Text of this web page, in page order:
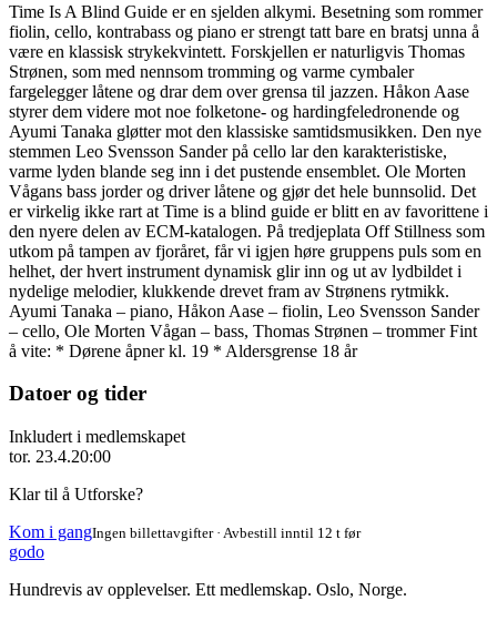
Time Is A Blind Guide er en sjelden alkymi. Besetning som rommer
fiolin, cello, kontrabass og piano er strengt tatt bare en bratsj unna å
være en klassisk strykekvintett. Forskjellen er naturligvis Thomas
Strønen, som med nennsom tromming og varme cymbaler
fargelegger låtene og drar dem over grensa til jazzen. Håkon Aase
styrer dem videre mot noe folketone- og hardingfeledronende og
Ayumi Tanaka gløtter mot den klassiske samtidsmusikken. Den nye
stemmen Leo Svensson Sander på cello lar den karakteristiske,
varme lyden blande seg inn i det pustende ensemblet. Ole Morten
Vågans bass jorder og driver låtene og gjør det hele bunnsolid. Det
er virkelig ikke rart at Time is a blind guide er blitt en av favorittene i
den nyere delen av ECM-katalogen. På tredjeplata Off Stillness som
utkom på tampen av fjoråret, får vi igjen høre gruppens puls som en
helhet, der hvert instrument dynamisk glir inn og ut av lydbildet i
nydelige melodier, klukkende drevet fram av Strønens rytmikk.
Ayumi Tanaka – piano, Håkon Aase – fiolin, Leo Svensson Sander
– cello, Ole Morten Vågan – bass, Thomas Strønen – trommer Fint
å vite: * Dørene åpner kl. 19 * Aldersgrense 18 år
Datoer og tider
Inkludert i medlemskapet
tor. 23.4.20:00
Klar til å Utforske?
Kom i gangIngen billettavgifter · Avbestill inntil 12 t før
godo
Hundrevis av opplevelser. Ett medlemskap. Oslo, Norge.